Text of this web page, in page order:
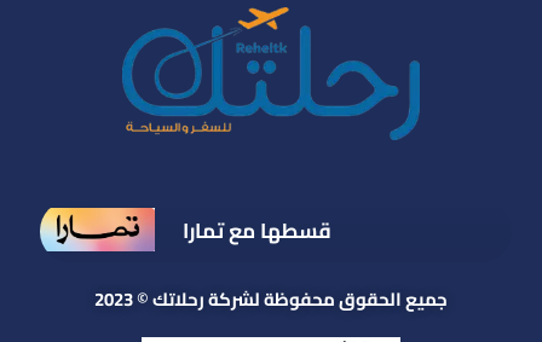
قسطها مع تمارا
جميع الحقوق محفوظة لشركة رحلاتك © 2023